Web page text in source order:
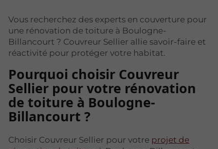
Vous recherchez des experts en couverture pour
une rénovation de toiture à Boulogne-
Billancourt ? Couvreur Sellier allie savoir-faire et
réactivité pour protéger votre habitat.
Pourquoi choisir Couvreur
Sellier pour votre rénovation
de toiture à Boulogne-
Billancourt ?
Choisir Couvreur Sellier pour votre projet de